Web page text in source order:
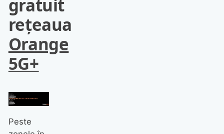
gratuit
rețeaua
Orange
5G+
Peste